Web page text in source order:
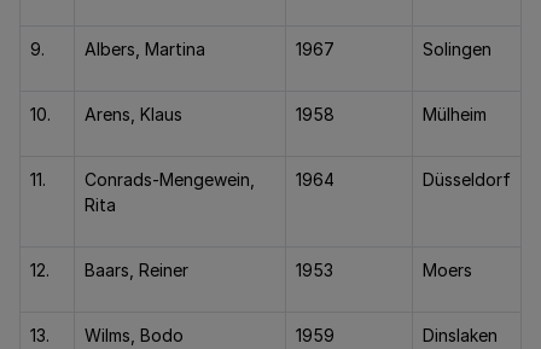
9. Albers, Martina 1967 Solingen
10. Arens, Klaus 1958 Mülheim
11.
Conrads-Mengewein,
Rita
1964 Düsseldorf
12. Baars, Reiner 1953 Moers
13. Wilms, Bodo 1959 Dinslaken